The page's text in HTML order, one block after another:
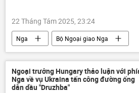
22 Tháng Tám 2025, 23:24
Nga
Bộ Ngoại giao Nga
Sergey Lavrov
Venezuela
thông tin
Thế giới Chính
Ngoại trưởng Hungary thảo luận với
Nga về vụ Ukraina tấn công đường ống
dẫn dầu "Druzhba"